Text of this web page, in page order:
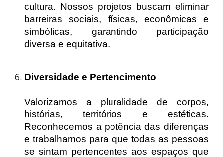
cultura. Nossos projetos buscam eliminar
barreiras sociais, físicas, econômicas e
simbólicas, garantindo participação
diversa e equitativa.
Diversidade e Pertencimento
Valorizamos a pluralidade de corpos,
histórias, territórios e estéticas.
Reconhecemos a potência das diferenças
e trabalhamos para que todas as pessoas
se sintam pertencentes aos espaços que